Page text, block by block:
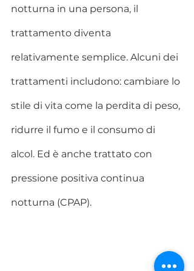
notturna in una persona, il
trattamento diventa
relativamente semplice. Alcuni dei
trattamenti includono: cambiare lo
stile di vita come la perdita di peso,
ridurre il fumo e il consumo di
alcol. Ed è anche trattato con
pressione positiva continua
notturna (CPAP).